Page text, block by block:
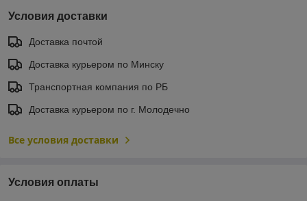
Условия доставки
Доставка почтой
Доставка курьером по Минску
Транспортная компания по РБ
Доставка курьером по г. Молодечно
Все условия доставки
Условия оплаты